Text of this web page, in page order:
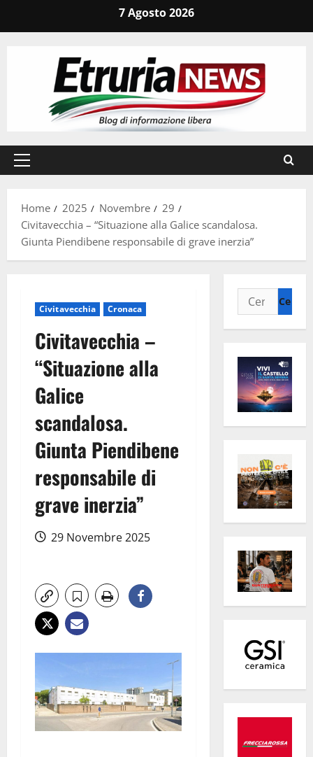
7 Agosto 2026
Menu
Home
2025 Novembre
29
Civitavecchia – “Situazione alla Galice scandalosa.
Giunta Piendibene responsabile di grave inerzia”
Civitavecchia Cronaca
Civitavecchia –
“Situazione alla
Galice
scandalosa.
Giunta Piendibene
responsabile di
grave inerzia”
29 Novembre 2025
Ricerca
per: